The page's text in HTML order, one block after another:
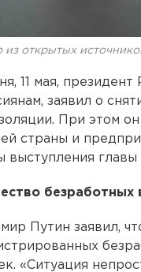
из открытых
11 мая,
заявил о
При этом
страны и
выступления главы
безработных
Путин заявил,
«Ситуация